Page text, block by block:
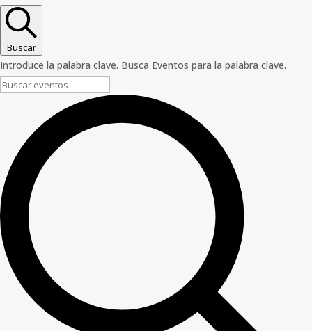
Buscar
Introduce la palabra clave. Busca Eventos para la palabra clave.